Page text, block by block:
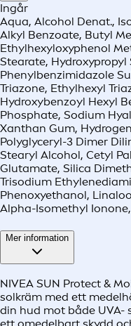
Ingår
Aqua, Alcohol Denat.,
Alkyl Benzoate, Butyl
Ethylhexyloxyphenol
Stearate,
Phenylbenzimidazole
Triazone, Ethylhexyl
Hydroxybenzoyl Hexyl
Phosphate, Sodium
Xanthan Gum,
Polyglyceryl-3 Dimer
Stearyl Alcohol, Cetyl
Glutamate, Silica
Trisodium
Phenoxyethanol,
Alpha-Isomethyl
Mer information
NIVEA SUN Protect &
solkräm med ett
din hud mot både UVA-